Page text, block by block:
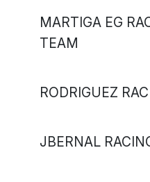
MARTIGA EG
TEAM
RODRIGUEZ
JBERNAL